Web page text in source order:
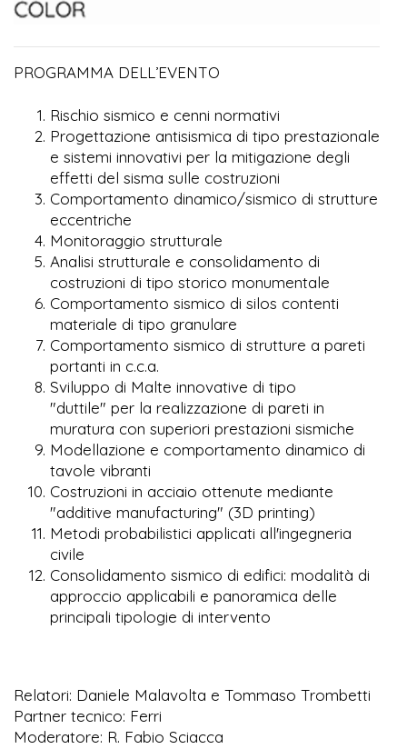
PROGRAMMA DELL’EVENTO
Rischio sismico e cenni normativi
Progettazione antisismica di tipo prestazionale
e sistemi innovativi per la mitigazione degli
effetti del sisma sulle costruzioni
Comportamento dinamico/sismico di strutture
eccentriche
Monitoraggio strutturale
Analisi strutturale e consolidamento di
costruzioni di tipo storico monumentale
Comportamento sismico di silos contenti
materiale di tipo granulare
Comportamento sismico di strutture a pareti
portanti in c.c.a.
Sviluppo di Malte innovative di tipo
"duttile" per la realizzazione di pareti in
muratura con superiori prestazioni sismiche
Modellazione e comportamento dinamico di
tavole vibranti
Costruzioni in acciaio ottenute mediante
"additive manufacturing" (3D printing)
Metodi probabilistici applicati all'ingegneria
civile
Consolidamento sismico di edifici: modalità di
approccio applicabili e panoramica delle
principali tipologie di intervento
Relatori: Daniele Malavolta e Tommaso Trombetti
Partner tecnico: Ferri
Moderatore: R. Fabio Sciacca